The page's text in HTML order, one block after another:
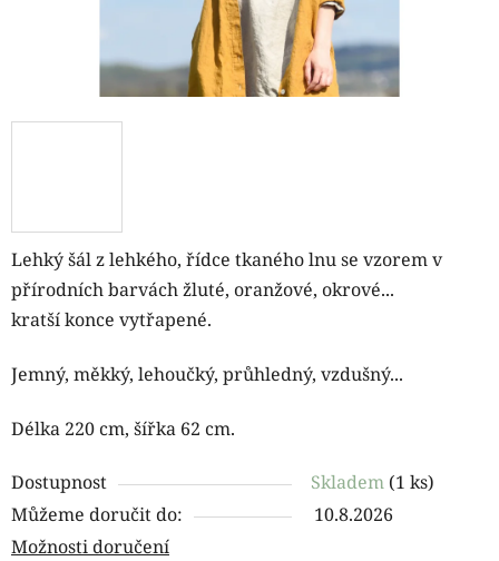
Lehký šál z lehkého, řídce tkaného lnu se vzorem v
přírodních barvách žluté, oranžové, okrové...
kratší konce vytřapené.
Jemný, měkký, lehoučký, průhledný, vzdušný...
Délka 220 cm, šířka 62 cm.
Dostupnost Skladem (1 ks)
Můžeme doručit do:
10.8.2026
Možnosti doručení